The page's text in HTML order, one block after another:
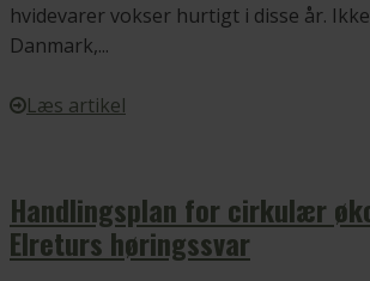
hvidevarer vokser hurtigt i disse år.
Danmark,...
Læs artikel
Handlingsplan for cirkulær
Elreturs høringssvar